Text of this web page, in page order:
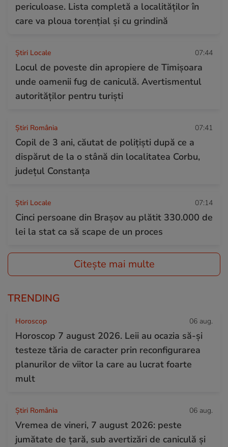
periculoase. Lista completă a localităților în
care va ploua torențial și cu grindină
Știri Locale 07:44
Locul de poveste din apropiere de Timișoara
unde oamenii fug de caniculă. Avertismentul
autorităților pentru turiști
Știri România 07:41
Copil de 3 ani, căutat de polițiști după ce a
dispărut de la o stână din localitatea Corbu,
județul Constanța
Știri Locale 07:14
Cinci persoane din Brașov au plătit 330.000 de
lei la stat ca să scape de un proces
Citește mai multe
TRENDING
Horoscop 06 aug.
Horoscop 7 august 2026. Leii au ocazia să-și
testeze tăria de caracter prin reconfigurarea
planurilor de viitor la care au lucrat foarte
mult
Știri România 06 aug.
Vremea de vineri, 7 august 2026: peste
jumătate de țară, sub avertizări de caniculă și